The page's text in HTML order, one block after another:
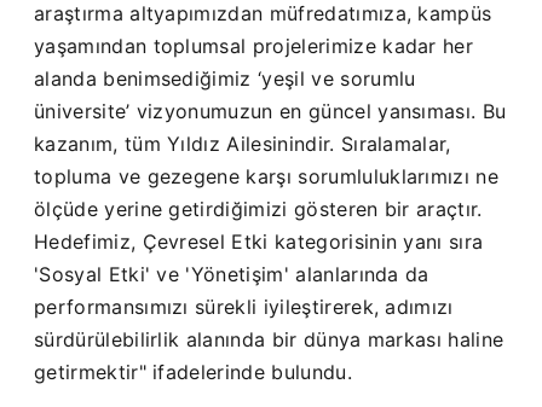
araştırma altyapımızdan müfredatımıza, kampüs
yaşamından toplumsal projelerimize kadar her
alanda benimsediğimiz ‘yeşil ve sorumlu
üniversite’ vizyonumuzun en güncel yansıması. Bu
kazanım, tüm Yıldız Ailesinindir. Sıralamalar,
topluma ve gezegene karşı sorumluluklarımızı ne
ölçüde yerine getirdiğimizi gösteren bir araçtır.
Hedefimiz, Çevresel Etki kategorisinin yanı sıra
'Sosyal Etki' ve 'Yönetişim' alanlarında da
performansımızı sürekli iyileştirerek, adımızı
sürdürülebilirlik alanında bir dünya markası haline
getirmektir" ifadelerinde bulundu.